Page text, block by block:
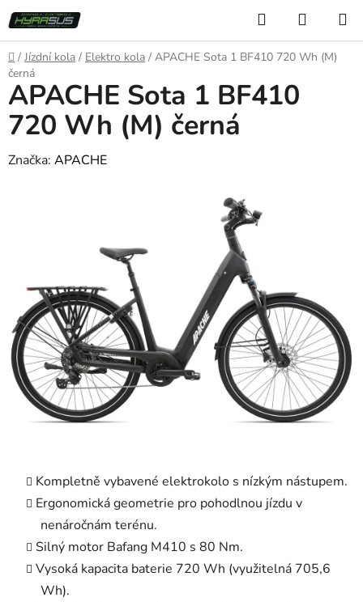
Přejít
na
obsah
Hledat
KOŠÍK
Domů
/ Jízdní kola / Elektro kola / APACHE Sota 1 BF410 720 Wh (M)
černá
Kompletně vybavené elektrokolo s nízkým nástupem.
Ergonomická geometrie pro pohodlnou jízdu v
nenáročnám terénu.
Silný motor Bafang M410 s 80 Nm.
Vysoká kapacita baterie 720 Wh (využitelná 705,6
Wh).
APACHE Sota 1 BF410
720 Wh (M) černá
Značka: APACHE